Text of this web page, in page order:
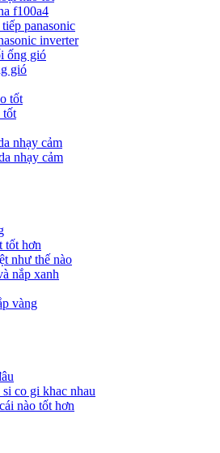
f100a4
panasonic
inverter
ống gió
gió
tốt
tốt
nhạy cảm
nhạy cảm
tốt hơn
như thế nào
nắp xanh
vàng
co gi khac nhau
nào tốt hơn